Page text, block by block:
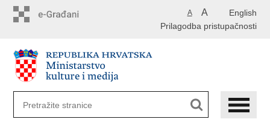
English
A A
Prilagodba pristupačnosti